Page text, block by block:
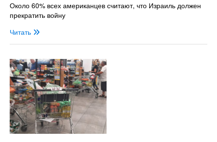
Около 60% всех американцев считают, что Израиль должен
прекратить войну
Читать